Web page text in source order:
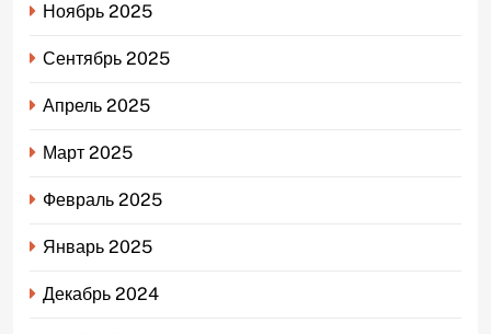
Ноябрь 2025
Сентябрь 2025
Апрель 2025
Март 2025
Февраль 2025
Январь 2025
Декабрь 2024